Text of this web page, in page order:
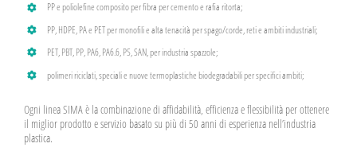
PP e poliolefine composito per fibra per cemento e rafia ritorta;
PP, HDPE, PA e PET per monofili e alta tenacità per spago/corde, reti e ambiti industriali;
PET, PBT, PP, PA6, PA6.6, PS, SAN, per industria spazzole;
polimeri riciclati, speciali e nuove termoplastiche biodegradabili per specifici ambiti;
Ogni linea SIMA è la combinazione di affidabilità, efficienza e flessibilità per ottenere
il miglior prodotto e servizio basato su più di 50 anni di esperienza nell’industria
plastica.